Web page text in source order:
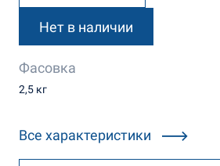
Нет в наличии
Фасовка
2,5 кг
Все характеристики